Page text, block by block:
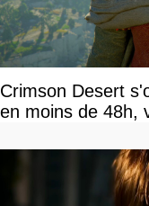
Crimson Desert
en moins de 48h,